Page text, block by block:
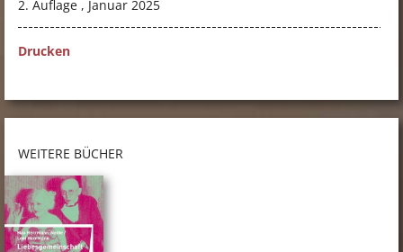
2. Auflage , Januar 2025
Drucken
WEITERE BÜCHER